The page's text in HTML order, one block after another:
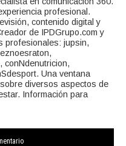
profesional.
contenido digital y
de IPDGrupo.com y
profesionales: jupsin,
conNdenutricion,
Una ventana
diversos aspectos de
Información para